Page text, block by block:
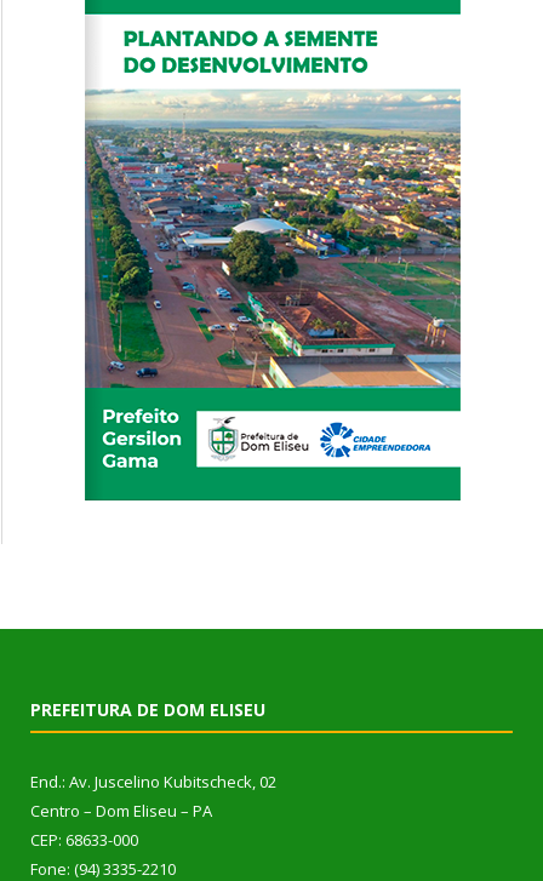
PREFEITURA DE DOM ELISEU
End.: Av. Juscelino Kubitscheck, 02
Centro – Dom Eliseu – PA
CEP: 68633-000
Fone: (94) 3335-2210